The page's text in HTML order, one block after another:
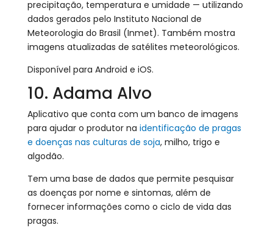
precipitação, temperatura e umidade — utilizando
dados gerados pelo Instituto Nacional de
Meteorologia do Brasil (Inmet). Também mostra
imagens atualizadas de satélites meteorológicos.
Disponível para Android e iOS.
10. Adama Alvo
Aplicativo que conta com um banco de imagens
para ajudar o produtor na identificação de pragas
e doenças nas culturas de soja, milho, trigo e
algodão.
Tem uma base de dados que permite pesquisar
as doenças por nome e sintomas, além de
fornecer informações como o ciclo de vida das
pragas.